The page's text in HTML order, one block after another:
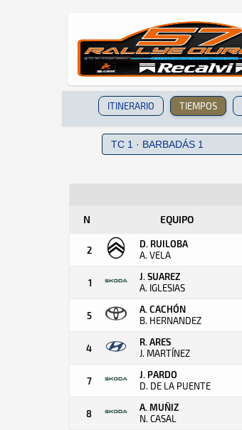
ITINERARIO TIEMPOS
N EQUIPO
2
D. RUILOBA
A. VELA
1
J. SUAREZ
A. IGLESIAS
5
A. CACHÓN
B. HERNANDEZ
4
R. ARES
J. MARTÍNEZ
7
J. PARDO
D. DE LA PUENTE
8
A. MUÑIZ
N. CASAL